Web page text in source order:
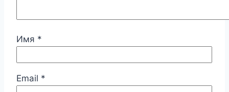
Имя *
Email *